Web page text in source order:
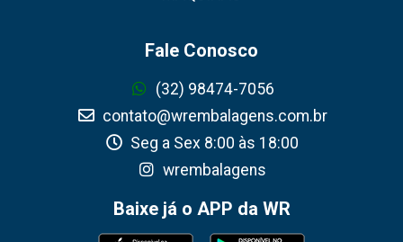
Fale Conosco
(32) 98474-7056
contato@wrembalagens.com.br
Seg a Sex 8:00 às 18:00
wrembalagens
Baixe já o APP da WR